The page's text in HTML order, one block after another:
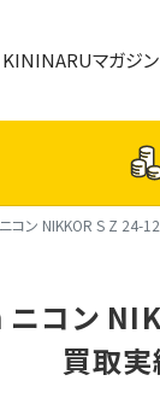
KININARUマガジン
コン NIKKOR S Z 24-
ニコン
買取実